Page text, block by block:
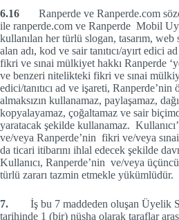
6.16 Ranperde ve Ranperde.com
ile ranperde.com ve Ranperde Mobil
kullanılan her türlü slogan, tasarım, web
alan adı, kod ve sair tanıtıcı/ayırt edici
fikri ve sınai mülkiyet hakkı Ranperde
ve benzeri nitelikteki fikri ve sınai
edici/tanıtıcı ad ve işareti, Ranperde’nin
almaksızın kullanamaz, paylaşamaz,
kopyalayamaz, çoğaltamaz ve sair
yaratacak şekilde kullanamaz.
ve/veya Ranperde’nin fikri ve/veya
da ticari itibarını ihlal edecek şekilde
Kullanıcı, Ranperde’nin ve/veya
türlü zararı tazmin etmekle yükümlüdür.
7. İş bu 7 maddeden oluşan Üyelik
tarihinde 1 (bir) nüsha olarak taraflar